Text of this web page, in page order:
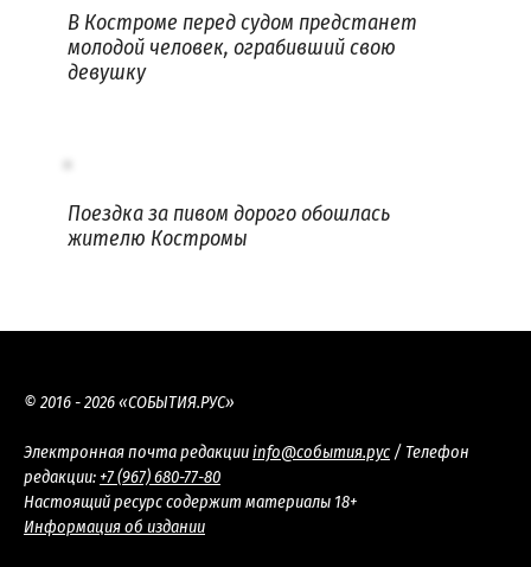
В Костроме перед судом предстанет
молодой человек, ограбивший свою
девушку
Поездка за пивом дорого обошлась
жителю Костромы
© 2016 - 2026 «СОБЫТИЯ.РУС»
Электронная почта редакцииinfo@события.рус / Телефон
редакции: +7 (967) 680-77-80
Настоящий ресурс содержит материалы 18+
Информация об издании